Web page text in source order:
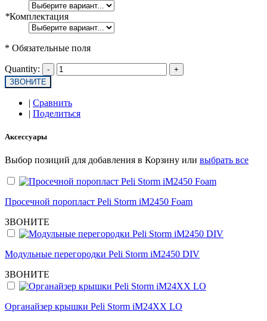
*Комплектация
* Обязательные поля
Quantity:
ЗВОНИТЕ
| Сравнить
| Поделиться
Аксессуары
Выбор позиций для добавления в Корзину или выбрать все
Просечной поропласт Peli Storm iM2450 Foam
ЗВОНИТЕ
Модульные перегородки Peli Storm iM2450 DIV
ЗВОНИТЕ
Органайзер крышки Peli Storm iM24XX LO